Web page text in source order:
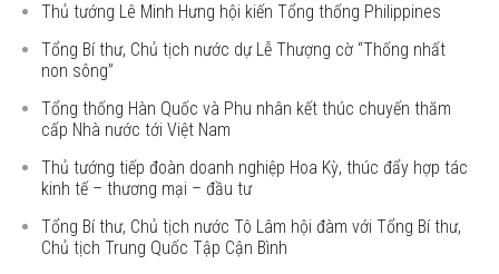
Thủ tướng Lê Minh Hưng hội kiến Tổng thống Philippines
Tổng Bí thư, Chủ tịch nước dự Lễ Thượng cờ “Thống nhất
non sông”
Tổng thống Hàn Quốc và Phu nhân kết thúc chuyến thăm
cấp Nhà nước tới Việt Nam
Thủ tướng tiếp đoàn doanh nghiệp Hoa Kỳ, thúc đẩy hợp tác
kinh tế – thương mại – đầu tư
Tổng Bí thư, Chủ tịch nước Tô Lâm hội đàm với Tổng Bí thư,
Chủ tịch Trung Quốc Tập Cận Bình